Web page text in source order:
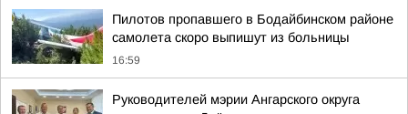
Пилотов пропавшего в Бодайбинском районе
самолета скоро выпишут из больницы
16:59
Руководителей мэрии Ангарского округа